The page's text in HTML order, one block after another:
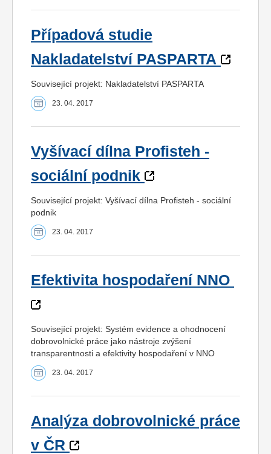
Případová studie
Nakladatelství PASPARTA
Související projekt: Nakladatelství PASPARTA
23. 04. 2017
Vyšívací dílna Profisteh -
sociální podnik
Související projekt: Vyšívací dílna Profisteh - sociální
podnik
23. 04. 2017
Efektivita hospodaření NNO
Související projekt: Systém evidence a ohodnocení
dobrovolnické práce jako nástroje zvýšení
transparentnosti a efektivity hospodaření v NNO
23. 04. 2017
Analýza dobrovolnické práce
v ČR